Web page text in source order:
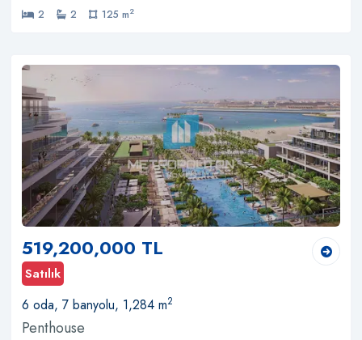
2 2 125 m2
519,200,000 TL
Satılık
6 oda, 7 banyolu, 1,284 m2
Penthouse